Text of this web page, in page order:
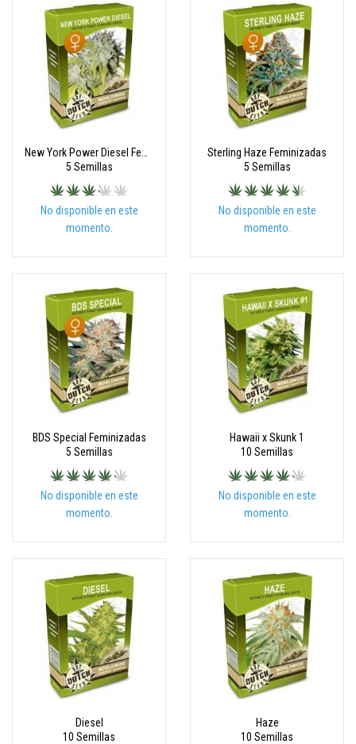
5 Semillas
No disponible en este
momento.
Sterling Haze Feminizadas
5 Semillas
No disponible en este
momento.
BDS Special Feminizadas
5 Semillas
No disponible en este
momento.
Hawaii x Skunk 1
10 Semillas
No disponible en este
momento.
Diesel
10 Semillas
Haze
10 Semillas